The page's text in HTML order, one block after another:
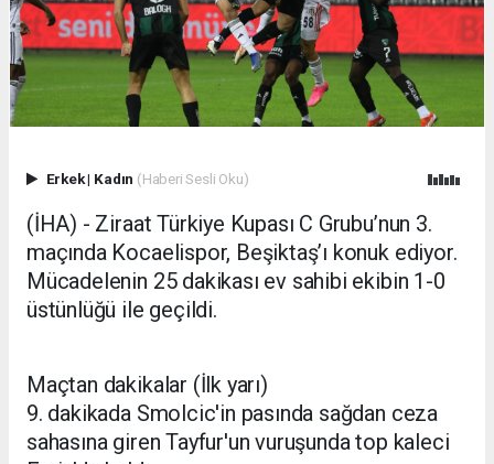
Erkek| Kadın (Haberi Sesli Oku)
(İHA) - Ziraat Türkiye Kupası C Grubu’nun 3.
maçında Kocaelispor, Beşiktaş’ı konuk ediyor.
Mücadelenin 25 dakikası ev sahibi ekibin 1-0
üstünlüğü ile geçildi.
Maçtan dakikalar (İlk yarı)
9. dakikada Smolcic'in pasında sağdan ceza
sahasına giren Tayfur'un vuruşunda top kaleci